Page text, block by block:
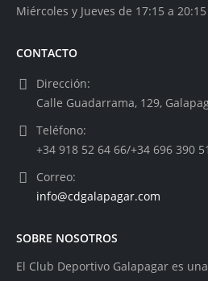
Miércoles y Jueves de 17:15 a 20:15
CONTACTO
Dirección:
Calle Guadarrama, 129,
Teléfono:
+34 918 52 64 66/+34 696 390
Correo:
info@cdgalapagar.com
SOBRE NOSOTROS
El Club Deportivo Galapagar es